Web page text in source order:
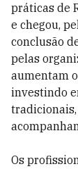
práticas de
e chegou,
conclusão
pelas
aumentam
investindo
Os